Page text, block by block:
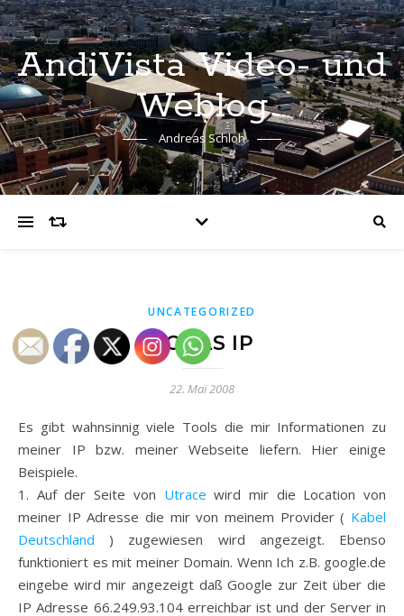
AndiVista Video- und
Weblog
Andreas Schloh
UNCATEGORIZED
TOOLS IP
22. Mai 2008
Es gibt wahnsinnig viele Tools die mir Informationen zu
meiner IP bzw. meiner Webseite liefern. Hier einige
Beispiele.
1. Auf der Seite von Utrace wird mir die Location von
meiner IP Adresse die mir von meinem Provider ( Kabel
Deutschland ) zugewiesen wird angezeigt. Ebenso
funktioniert es mit meiner Domain. Wenn Ich z.B. google.de
eingebe wird mir angezeigt daß Google zur Zeit über die
IP Adresse 66.249.93.104 erreichbar ist und der Server in